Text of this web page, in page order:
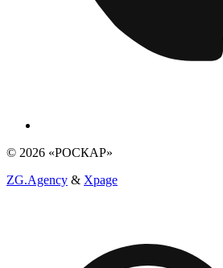
© 2026 «РОСКАР»
ZG.Agency & Xpage